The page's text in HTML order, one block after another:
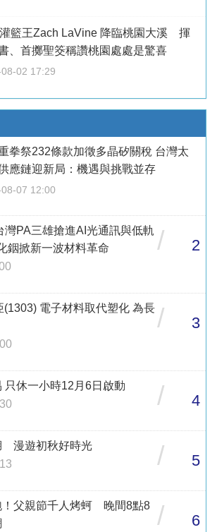
籃王Zach LaVine 降臨桃園大溪 揮
、首擲聖筊稱讚桃園處處是驚喜
02 17:29
拳祭232條款加徵多晶矽關稅 台灣太
應鏈迎新局：機遇與挑戰並存
07 12:00
灣PA三雄搶進AI光通訊與低軌
銦掀新一波材料革命
/ 2
(1303) 電子材料取代塑化 為長 / 3
只休一小時12月6日啟動
/ 4
漫遊初秋好時光
/ 5
！父親節千人烤蚵 晚間8點8
/ 6